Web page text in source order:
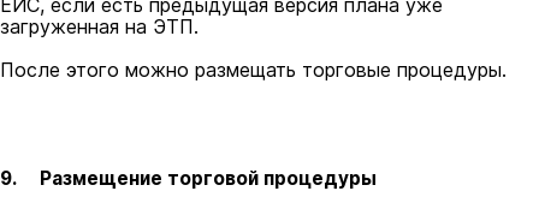
ЕИС, если есть предыдущая версия плана уже
загруженная на ЭТП.
После этого можно размещать торговые процедуры.
9. Размещение торговой процедуры